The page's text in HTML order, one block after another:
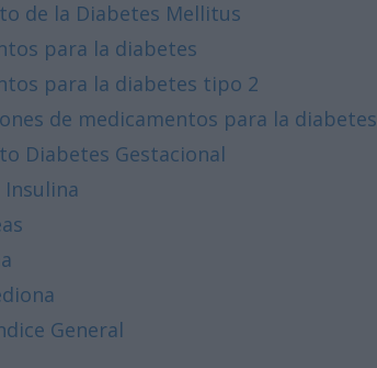
de la Diabetes Mellitus
para la diabetes
para la diabetes tipo 2
de medicamentos para la diabetes
Diabetes Gestacional
Insulina
General